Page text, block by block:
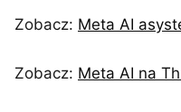
Zobacz: Meta AI
Zobacz: Meta AI na